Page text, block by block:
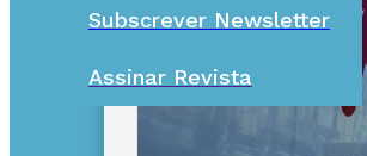
Subscrever Newsletter
Assinar Revista